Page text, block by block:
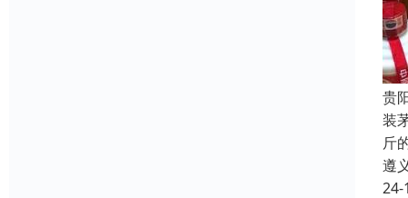
贵
装
斤
遵
24-